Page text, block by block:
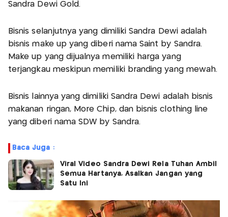
Sandra Dewi Gold.
Bisnis selanjutnya yang dimiliki Sandra Dewi adalah
bisnis make up yang diberi nama Saint by Sandra.
Make up yang dijualnya memiliki harga yang
terjangkau meskipun memiliki branding yang mewah.
Bisnis lainnya yang dimiliki Sandra Dewi adalah bisnis
makanan ringan, More Chip, dan bisnis clothing line
yang diberi nama SDW by Sandra.
Baca Juga :
Viral Video Sandra Dewi Rela Tuhan Ambil
Semua Hartanya, Asalkan Jangan yang
Satu Ini